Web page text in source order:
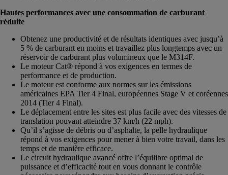
Hautes performances avec une consommation de carburant
réduite
Obtenez une productivité et de résultats identiques avec jusqu’à
5 % de carburant en moins et travaillez plus longtemps avec un
réservoir de carburant plus volumineux que le M314F.
Le moteur Cat® répond à vos exigences en termes de
performance et de production.
Le moteur est conforme aux normes sur les émissions
américaines EPA Tier 4 Final, européennes Stage V et coréennes
2014 (Tier 4 Final).
Le déplacement entre les sites est plus facile avec des vitesses de
translation pouvant atteindre 37 km/h (22 mph).
Qu’il s’agisse de débris ou d’asphalte, la pelle hydraulique
répond à vos exigences pour mener à bien votre travail, dans les
temps et de manière efficace.
Le circuit hydraulique avancé offre l’équilibre optimal de
puissance et d’efficacité tout en vous donnant le contrôle